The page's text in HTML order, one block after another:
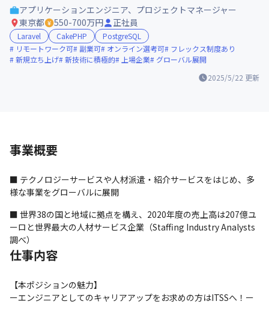
2025/5/22 更新
アプリケーションエンジニア、プロジェクトマネージャー
東京都
550-700万円 正社員
Laravel CakePHP
PostgreSQL
リモートワーク可
副業可 オンライン選考可
フレックス制度あり
新規立ち上げ 新技術に積極的 上場企業 グローバル展開
事業概要
■ テクノロジーサービスや人材派遣・紹介サービスをはじめ、多
様な事業をグローバルに展開
■ 世界38の国と地域に拠点を構え、2020年度の売上高は207億ユ
ーロと世界最大の人材サービス企業（Staffing Industry Analysts
調べ）
仕事内容
【本ポジションの魅力】
ーエンジニアとしてのキャリアアップをお求めの方はITSSへ！ー